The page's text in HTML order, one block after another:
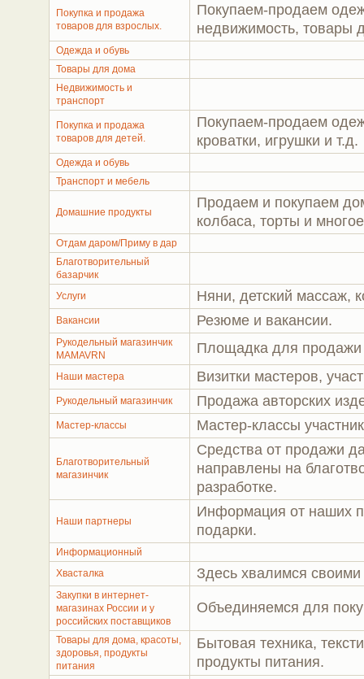
Покупка и продажа
товаров для взрослых.
Покупаем-продаем
недвижимость, товары
Одежда и обувь
Товары для дома
Недвижимость и
транспорт
Покупка и продажа
товаров для детей.
Покупаем-продаем
кроватки, игрушки и т.д.
Одежда и обувь
Транспорт и мебель
Домашние продукты
Продаем и покупаем
колбаса, торты и
Отдам даром/Приму в дар
Благотворительный
базарчик
Услуги
Няни, детский массаж,
Вакансии Резюме и вакансии.
Рукодельный магазинчик
MAMAVRN
Площадка для продажи
Наши мастера Визитки мастеров,
Рукодельный магазинчик Продажа авторских
Мастер-классы Мастер-классы
Благотворительный
магазинчик
Средства от продажи
направлены на
разработке.
Наши партнеры
Информация от наших
подарки.
Информационный
Хвасталка
Здесь хвалимся своими
Закупки в интернет-
магазинах России и у
российских поставщиков
Объединяемся для
Товары для дома, красоты,
здоровья, продукты
питания
Бытовая техника,
продукты питания.